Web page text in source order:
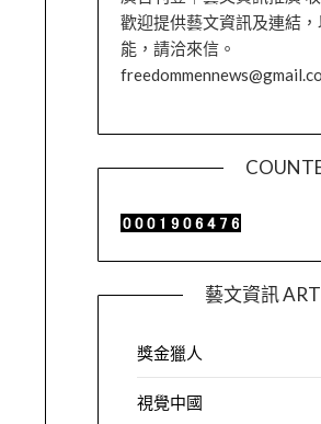
歡迎提供藝文資訊及連結
能，請洽來信。
藝文資訊
獎金獵人
視覺中國